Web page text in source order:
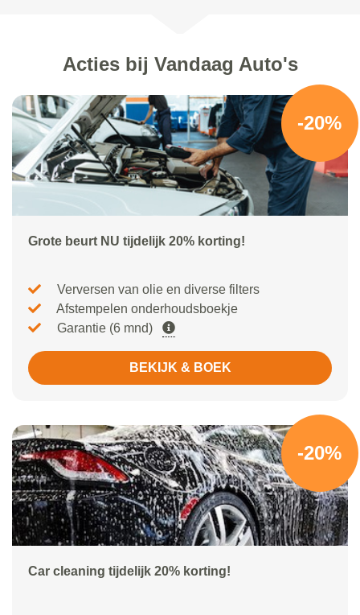
Acties bij Vandaag Auto's
-20%
Grote beurt NU tijdelijk 20% korting!
Verversen van olie en diverse filters
Afstempelen onderhoudsboekje
Garantie (6 mnd)
BEKIJK & BOEK
-20%
Car cleaning tijdelijk 20% korting!